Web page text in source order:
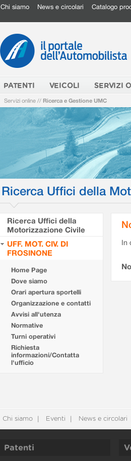
Chi siamo News e circolari Catalogo
PATENTI VEICOLI SERVIZI
Servizi online // Ricerca e Gestione UMC
Ricerca Uffici della
Ricerca Uffici della
Motorizzazione Civile
UFF. MOT. CIV. DI
FROSINONE
Home Page
Dove siamo
Orari apertura sportelli
Organizzazione e contatti
Avvisi all'utenza
Normative
Turni operativi
Richiesta
informazioni/Contatta
l'ufficio
In
Chi siamo Eventi News e circolari
Patenti